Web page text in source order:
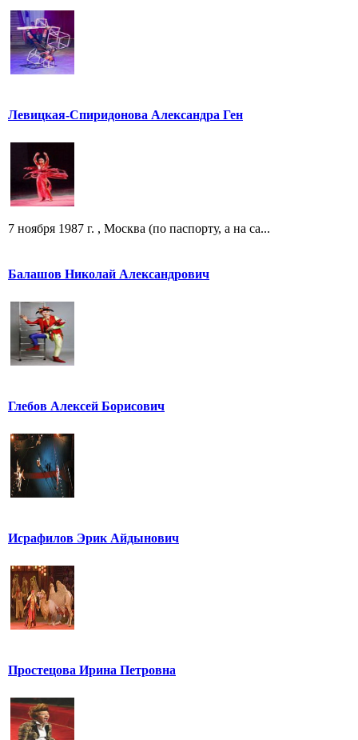
Левицкая-Спиридонова Александра Ген
7 ноября 1987 г. , Москва (по паспорту, а на са...
Балашов Николай Александрович
Глебов Алексей Борисович
Исрафилов Эрик Айдынович
Простецова Ирина Петровна